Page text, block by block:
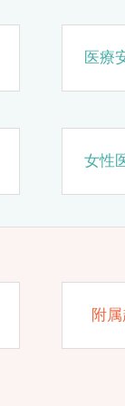
医療
女性
附